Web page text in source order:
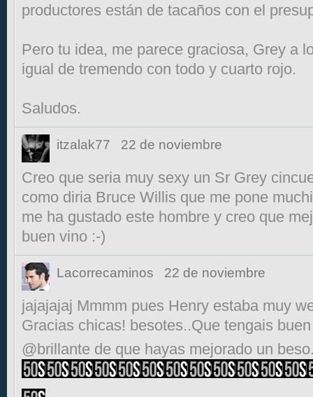
productores están de tacaños con el
Pero tu idea, me parece graciosa, Grey a
igual de tremendo con todo y cuarto rojo.
Saludos.
itzalak77 22 de noviembre
Creo que seria muy sexy un Sr Grey
como diria Bruce Willis que me pone
me ha gustado este hombre y creo que
buen vino :-)
Lacorrecaminos 22 de noviembre
jajajajaj Mmmm pues Henry estaba muy
Gracias chicas! besotes..Que tengais
@brillante de que hayas mejorado un